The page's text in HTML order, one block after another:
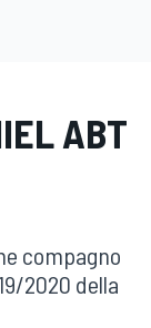
ABT
compagno
2020 della